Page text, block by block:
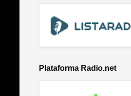
Plataforma Radio.net